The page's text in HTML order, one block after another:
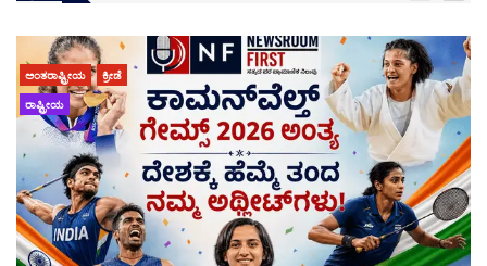
ಅಂತರಾಷ್ಟ್ರೀಯ ಕ್ರೀಡೆ
ರಾಷ್ಟ್ರೀಯ